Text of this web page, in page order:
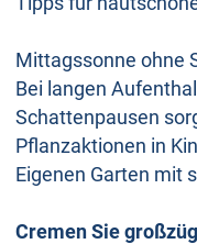
Mittagssonne ohne
Bei langen
Schattenpausen
Pflanzaktionen in
Eigenen Garten mit
Cremen Sie